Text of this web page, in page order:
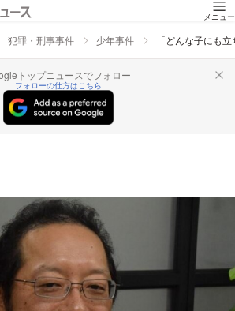
メニュー
犯罪・刑事事件 少年事件 「どんな子にも
トップニュースでフォロー
フォローの仕方はこちら